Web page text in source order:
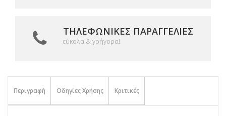
ΤΗΛΕΦΩΝΙΚΈΣ ΠΑΡΑΓΓΕΛΊΕΣ
εύκολα & γρήγορα!
Περιγραφή Οδηγίες Χρήσης Κριτικές